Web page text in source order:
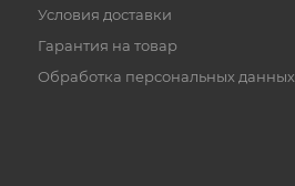
Условия доставки
Гарантия на товар
Обработка персональных данных